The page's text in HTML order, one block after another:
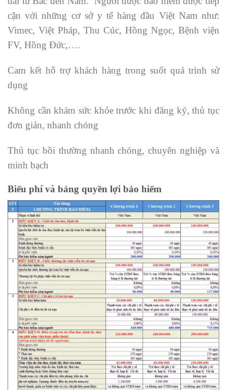
cận với những cơ sở y tế hàng đầu Việt Nam như:
Vimec, Việt Pháp, Thu Cúc, Hồng Ngọc, Bệnh viện
FV, Hồng Đức,….
Cam kết hỗ trợ khách hàng trong suốt quá trình sử
dụng
Không cần khám sức khỏe trước khi đăng ký, thủ tục
đơn giản, nhanh chóng
Thủ tục bồi thường nhanh chóng, chuyên nghiệp và
minh bạch
Biểu phí và bảng quyền lợi bảo hiểm